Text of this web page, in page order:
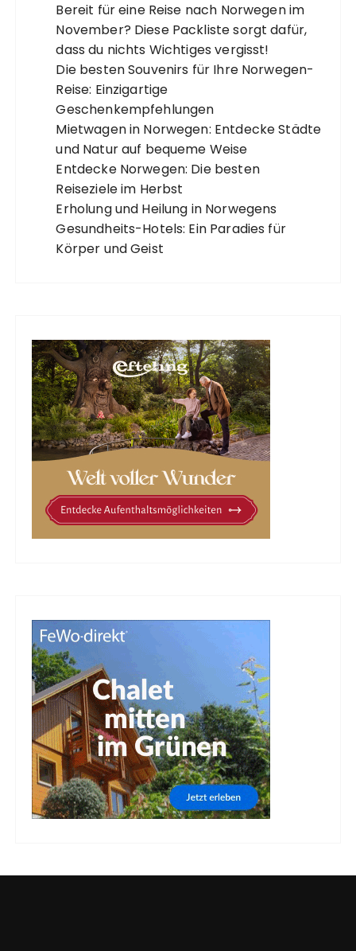
Bereit für eine Reise nach Norwegen im
November? Diese Packliste sorgt dafür,
dass du nichts Wichtiges vergisst!
Die besten Souvenirs für Ihre Norwegen-
Reise: Einzigartige
Geschenkempfehlungen
Mietwagen in Norwegen: Entdecke Städte
und Natur auf bequeme Weise
Entdecke Norwegen: Die besten
Reiseziele im Herbst
Erholung und Heilung in Norwegens
Gesundheits-Hotels: Ein Paradies für
Körper und Geist